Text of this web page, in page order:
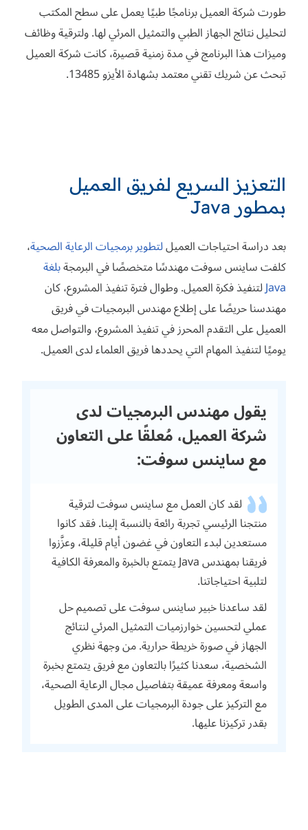
طورت شركة العميل برنامجًا طبيًا يعمل على سطح المكتب
لتحليل نتائج الجهاز الطبي والتمثيل المرئي لها. ولترقية وظائف
وميزات هذا البرنامج في مدة زمنية قصيرة، كانت شركة العميل
تبحث عن شريك تقني معتمد بشهادة الأيزو 13485.
التعزيز السريع لفريق العميل
بمطور Java
بعد دراسة احتياجات العميللتطوير برمجيات الرعاية الصحية،
كلفت ساينس سوفت مهندسًا متخصصًا في البرمجةبلغة
Javaلتنفيذ فكرة العميل. وطوال فترة تنفيذ المشروع، كان
مهندسنا حريصًا على إطلاع مهندس البرمجيات في فريق
العميل على التقدم المحرز في تنفيذ المشروع، والتواصل معه
يوميًا لتنفيذ المهام التي يحددها فريق العلماء لدى العميل.
يقول مهندس البرمجيات لدى
شركة العميل، مُعلقًا على التعاون
مع ساينس سوفت:
لقد كان العمل مع ساينس سوفت لترقية
منتجنا الرئيسي تجربة رائعة بالنسبة إلينا. فقد كانوا
مستعدين لبدء التعاون في غضون أيام قليلة، وعزَّزوا
فريقنا بمهندس Java يتمتع بالخبرة والمعرفة الكافية
لتلبية احتياجاتنا.
لقد ساعدنا خبير ساينس سوفت على تصميم حل
عملي لتحسين خوارزميات التمثيل المرئي لنتائج
الجهاز في صورة خريطة حرارية. من وجهة نظري
الشخصية، سعدنا كثيرًا بالتعاون مع فريق يتمتع بخبرة
واسعة ومعرفة عميقة بتفاصيل مجال الرعاية الصحية،
مع التركيز على جودة البرمجيات على المدى الطويل
بقدر تركيزنا عليها.